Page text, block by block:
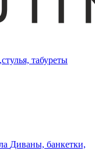
табуреты
Диваны, банкетки,